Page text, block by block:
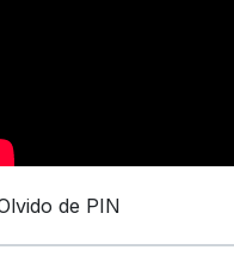
de PIN